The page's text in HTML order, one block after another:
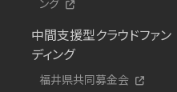
中間支援型クラウドファン
ディング
福井県共同募金会